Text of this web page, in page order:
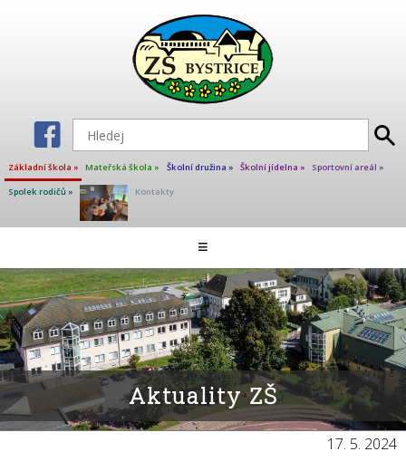
Základní škola » Mateřská škola » Školní družina » Školní jídelna » Sportovní areál »
Spolek rodičů » Kontakty
≡
Škola
Školní poradenské pracoviště
Učitelé základní školy
Projekty
Kalendář akcí
Organizace školního rokuAktuality ZŠ
17. 5. 2024